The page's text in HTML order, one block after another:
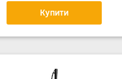
Купити